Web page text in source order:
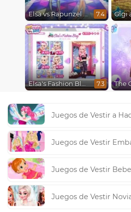
Elsa vs Rapunzel Fashion Game 7.4
Elsa's Fashion Blog 7.3
Juegos de Vestir a
Juegos de Vestir
Juegos de Vestir
Juegos de Vestir